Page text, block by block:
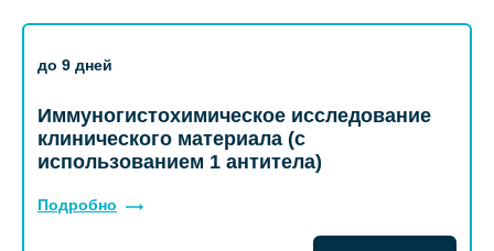
до 9 дней
Иммуногистохимическое исследование
клинического материала (с
использованием 1 антитела)
Подробно